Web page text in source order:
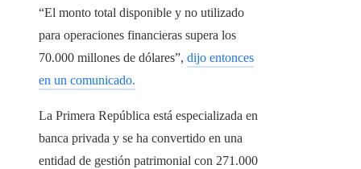
“El monto total disponible y no utilizado
para operaciones financieras supera los
70.000 millones de dólares”, dijo entonces
en un comunicado.
La Primera República está especializada en
banca privada y se ha convertido en una
entidad de gestión patrimonial con 271.000